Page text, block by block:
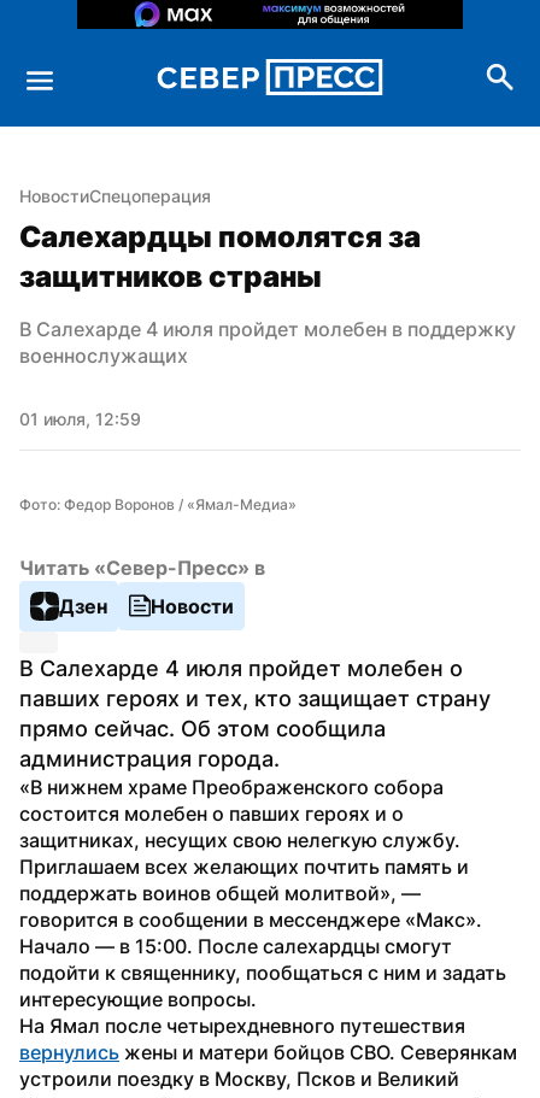
НовостиСпецоперация
Салехардцы помолятся за
защитников страны
В Салехарде 4 июля пройдет молебен в поддержку
военнослужащих
01 июля, 12:59
Фото: Федор Воронов / «Ямал-Медиа»
Читать «Север-Пресс» в
Дзен
Новости
В Салехарде 4 июля пройдет молебен о
павших героях и тех, кто защищает страну
прямо сейчас. Об этом сообщила
администрация города.
«В нижнем храме Преображенского собора
состоится молебен о павших героях и о
защитниках, несущих свою нелегкую службу.
Приглашаем всех желающих почтить память и
поддержать воинов общей молитвой», —
говорится в сообщении в мессенджере «Макс».
Начало — в 15:00. После салехардцы смогут
подойти к священнику, пообщаться с ним и задать
интересующие вопросы.
вернулись жены и матери бойцов СВО. Северянкам
устроили поездку в Москву, Псков и Великий